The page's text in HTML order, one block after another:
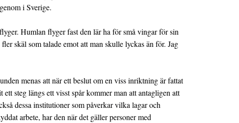
i Sverige.
Humlan flyger fast den lär ha för små vingar för sin
skäl som talade emot att man skulle lyckas än för. Jag
menas att när ett beslut om en viss inriktning är fattat
steg längs ett visst spår kommer man att antagligen att
dessa institutioner som påverkar vilka lagar och
arbete, har den när det gäller personer med